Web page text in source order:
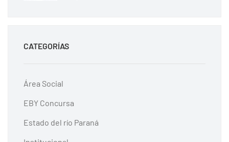
CATEGORÍAS
Área Social
EBY Concursa
Estado del río Paraná